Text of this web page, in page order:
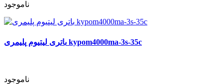
ناموجود
باتری لیتیوم پلیمری kypom4000ma-3s-35c
ناموجود